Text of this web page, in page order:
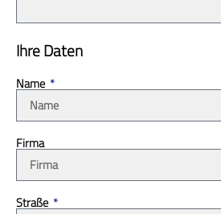
Ihre Daten
Name
Firma
Straße